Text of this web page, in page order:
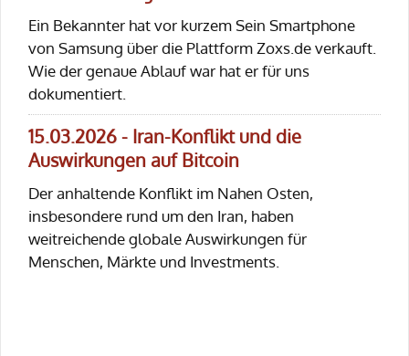
Ein Bekannter hat vor kurzem Sein Smartphone
von Samsung über die Plattform Zoxs.de verkauft.
Wie der genaue Ablauf war hat er für uns
dokumentiert.
15.03.2026 - Iran-Konflikt und die
Auswirkungen auf Bitcoin
Der anhaltende Konflikt im Nahen Osten,
insbesondere rund um den Iran, haben
weitreichende globale Auswirkungen für
Menschen, Märkte und Investments.